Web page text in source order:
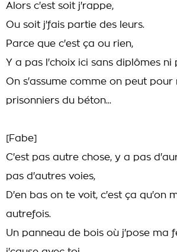
Alors c'est soit j'rappe,
Ou soit j'fais partie des leurs.
Parce que c'est ça ou rien,
Y a pas l'choix ici sans diplômes ni
On s'assume comme on peut pour
prisonniers du béton...
[Fabe]
C'est pas autre chose, y a pas
pas d'autres voies,
D'en bas on te voit, c'est ça qu'on
autrefois.
Un panneau de bois où j'pose ma